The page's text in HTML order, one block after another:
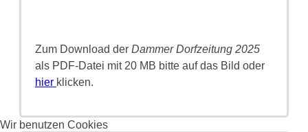
Zum Download der Dammer Dorfzeitung 2025
als PDF-Datei mit 20 MB bitte auf das Bild oder
hier klicken.
Wir benutzen Cookies